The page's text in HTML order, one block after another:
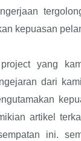
kepuasan
yang
dari
artikel
ini.